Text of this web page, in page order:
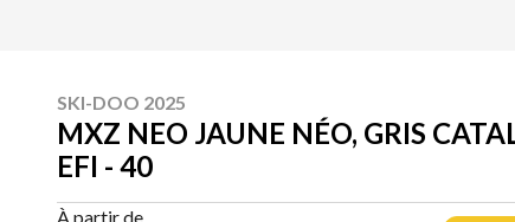
SKI-DOO 2025
MXZ NEO JAUNE NÉO, GRIS
EFI - 40
À partir de